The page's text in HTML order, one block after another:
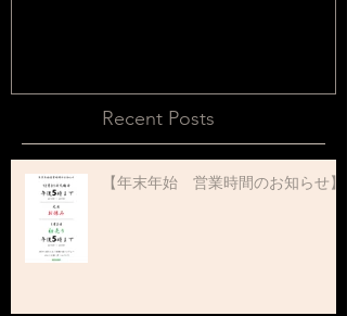
Recent Posts
【年末年始 営業時間のお知らせ】